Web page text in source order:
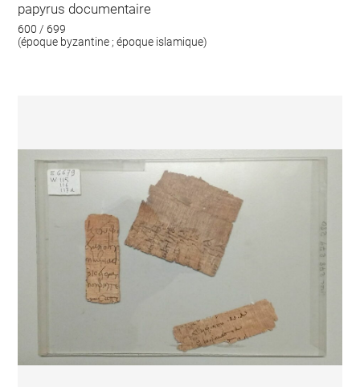
papyrus documentaire
600 / 699
(époque byzantine ; époque islamique)